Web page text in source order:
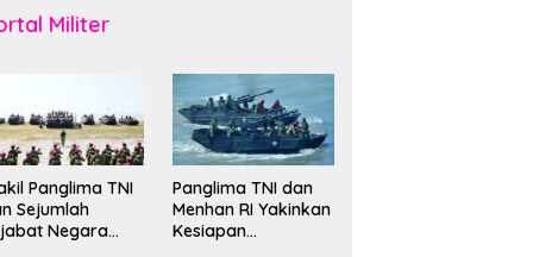
Militer
Panglima TNI
Sejumlah
Negara
Panglima TNI dan
Menhan RI Yakinkan
Kesiapan